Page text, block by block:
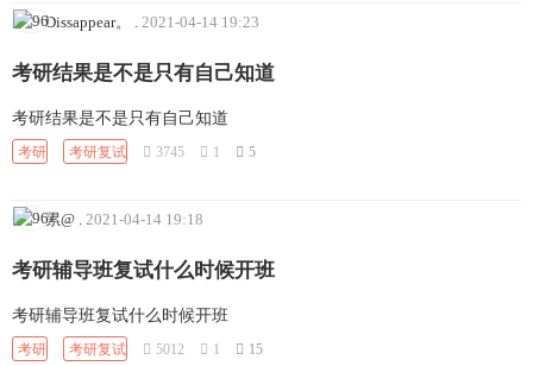
Dissappear。 2021-04-14 19:23
考研结果是不是只有自己知道
考研结果是不是只有自己知道
考研 考研复试 3745 1 5
累@ 2021-04-14 19:18
考研辅导班复试什么时候开班
考研辅导班复试什么时候开班
考研 考研复试 5012 1 15